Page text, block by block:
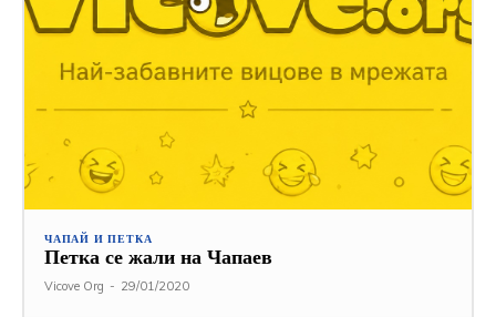
ЧАПАЙ И ПЕТКА
Петка се жали на Чапаев
Vicove Org - 29/01/2020